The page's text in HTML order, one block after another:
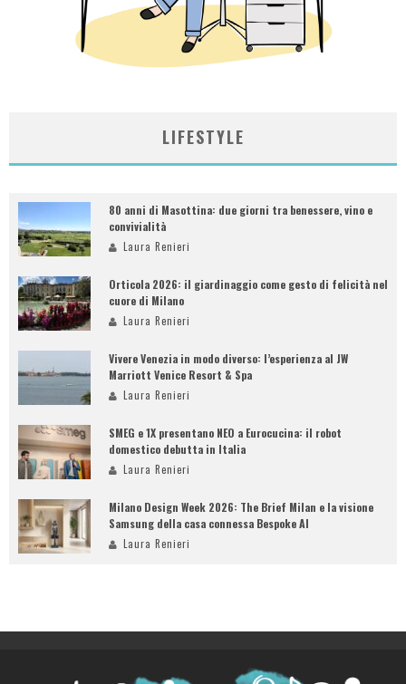
LIFESTYLE
80 anni di Masottina: due giorni tra benessere, vino e
convivialità
Laura Renieri
Orticola 2026: il giardinaggio come gesto di felicità nel
cuore di Milano
Laura Renieri
Vivere Venezia in modo diverso: l’esperienza al JW
Marriott Venice Resort & Spa
Laura Renieri
SMEG e 1X presentano NEO a Eurocucina: il robot
domestico debutta in Italia
Laura Renieri
Milano Design Week 2026: The Brief Milan e la visione
Samsung della casa connessa Bespoke AI
Laura Renieri